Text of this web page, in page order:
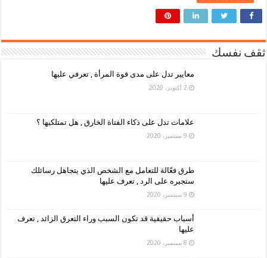
ثقف نفسك
معايير تدل على مدى قوة المرأة , تعرفي عليها
2 أكتوبر، 2020
علامات تدل على ذكاء الفتاة الخارق , هل تمتلكيها ؟
9 سبتمبر، 2020
طرق فعّالة للتعامل مع الشخص الذي يتجاهل رسائلك
ستجبره على الرد , تعرف عليها
9 سبتمبر، 2020
أسباب حقيقية قد تكون السبب وراء التعرق الزائد , تعرف
عليها
8 سبتمبر، 2020